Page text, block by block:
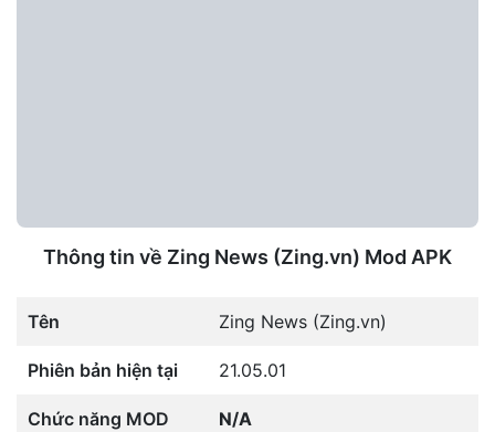
Thông tin về Zing News (Zing.vn) Mod APK
Tên Zing News (Zing.vn)
Phiên bản hiện tại 21.05.01
Chức năng MOD N/A